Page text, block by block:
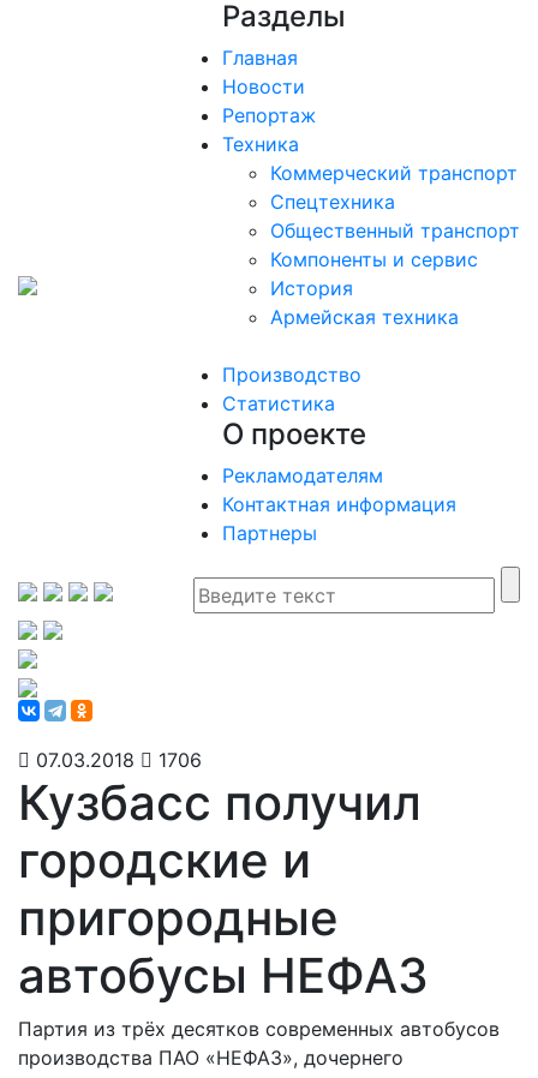
Разделы
Главная
Новости
Репортаж
Техника
Коммерческий транспорт
Спецтехника
Общественный транспорт
Компоненты и сервис
История
Армейская техника
Производство
Статистика
О проекте
Рекламодателям
Контактная информация
Партнеры
07.03.2018 1706
Кузбасс получил
городские и
пригородные
автобусы НЕФАЗ
Партия из трёх десятков современных автобусов
производства ПАО «НЕФАЗ», дочернего